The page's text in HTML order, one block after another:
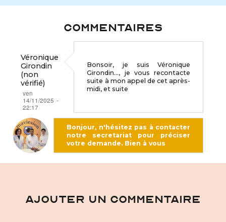
COMMENTAIRES
Véronique
Girondin
(non
vérifié)
ven
14/11/2025 -
22:17
Bonsoir, je suis Véronique
Girondin…, je vous recontacte
suite à mon appel de cet après-
midi, et suite
o
Bonjour, n'hésitez pas à contacter
notre secretariat pour préciser
votre demande. Bien à vous
AJOUTER UN COMMENTAIRE